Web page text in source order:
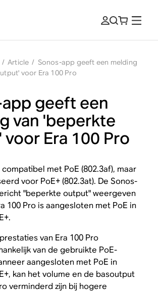
/ Article / Sonos-app geeft een melding
voor Era 100 Pro
geeft een
van 'beperkte
Era 100 Pro
compatibel met PoE (802.3af), maar
voor PoE+ (802.3at). De Sonos-
"beperkte output" weergeven
100 Pro is aangesloten met PoE in
van Era 100 Pro
van de gebruikte PoE-
aangesloten met PoE in
kan het volume en de basoutput
verminderd zijn bij hogere